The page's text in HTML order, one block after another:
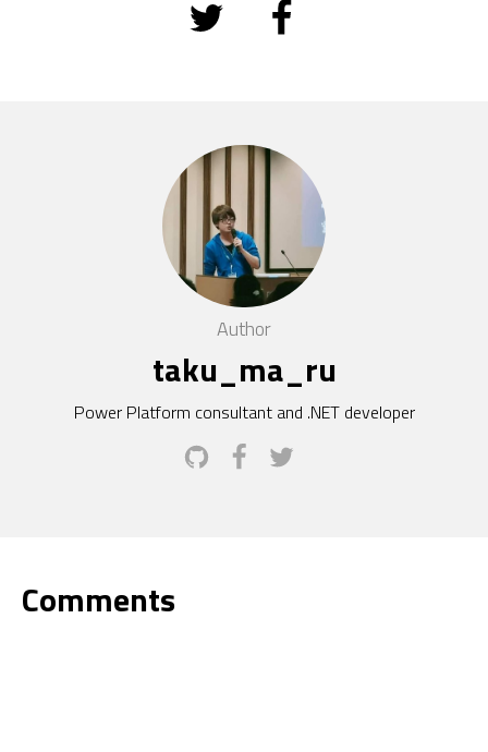
Author
taku_ma_ru
Power Platform consultant and .NET developer
Comments